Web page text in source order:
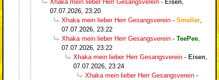
Xhaka mein lieber Herr Gesangsverein - Eisen
07.07.2026, 23:20
Xhaka mein lieber Herr Gesangsverein - Smeller
07.07.2026, 23:22
Xhaka mein lieber Herr Gesangsverein - TeePee
07.07.2026, 23:22
Xhaka mein lieber Herr Gesangsverein - Eisen
07.07.2026, 23:24
Xhaka mein lieber Herr Gesangsverein -